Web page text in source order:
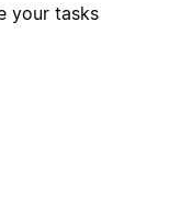
your tasks